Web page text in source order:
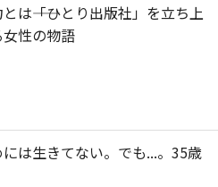
は――「ひとり出版社」を立ち上
性の物語
は生きてない。でも...。35歳